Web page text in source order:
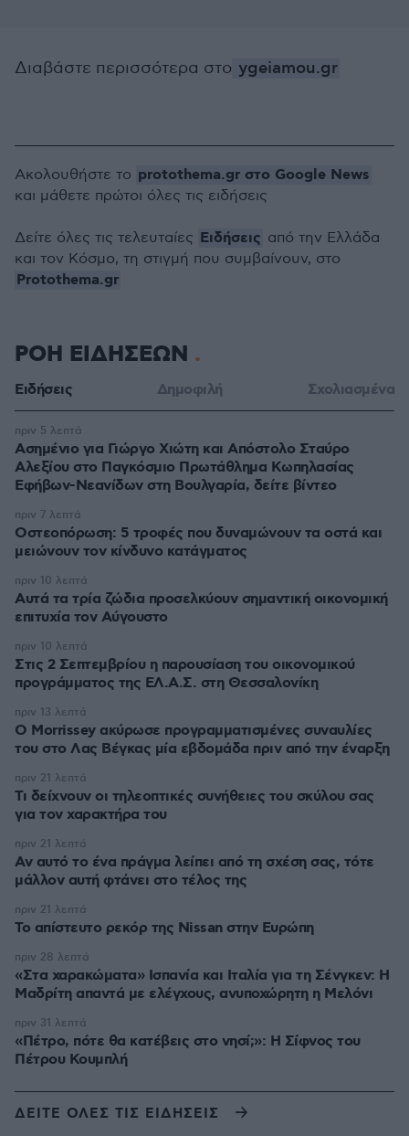
Διαβάστε περισσότερα στο ygeiamou.gr
Ακολουθήστε το protothema.gr στο Google News
και μάθετε πρώτοι όλες τις ειδήσεις
Δείτε όλες τις τελευταίες Ειδήσεις από την Ελλάδα
και τον Κόσμο, τη στιγμή που συμβαίνουν, στο
Protothema.gr
ΡΟΗ ΕΙΔΗΣΕΩΝ
Ειδήσεις Δημοφιλή Σχολιασμένα
Ασημένιο για Γιώργο Χιώτη και Απόστολο Σταύρο
Αλεξίου στο Παγκόσμιο Πρωτάθλημα Κωπηλασίας
Εφήβων-Νεανίδων στη Βουλγαρία, δείτε βίντεο
πριν 5 λεπτά
Οστεοπόρωση: 5 τροφές που δυναμώνουν τα οστά και
μειώνουν τον κίνδυνο κατάγματος
πριν 7 λεπτά
Αυτά τα τρία ζώδια προσελκύουν σημαντική οικονομική
επιτυχία τον Αύγουστο
πριν 10 λεπτά
Στις 2 Σεπτεμβρίου η παρουσίαση του οικονομικού
προγράμματος της ΕΛ.Α.Σ. στη Θεσσαλονίκη
πριν 10 λεπτά
Ο Morrissey ακύρωσε προγραμματισμένες συναυλίες
του στο Λας Βέγκας μία εβδομάδα πριν από την έναρξη
πριν 13 λεπτά
Τι δείχνουν οι τηλεοπτικές συνήθειες του σκύλου σας
για τον χαρακτήρα του
πριν 21 λεπτά
Αν αυτό το ένα πράγμα λείπει από τη σχέση σας, τότε
μάλλον αυτή φτάνει στο τέλος της
πριν 21 λεπτά
Το απίστευτο ρεκόρ της Nissan στην Ευρώπη
πριν 21 λεπτά
«Στα χαρακώματα» Ισπανία και Ιταλία για τη Σένγκεν: Η
Μαδρίτη απαντά με ελέγχους, ανυποχώρητη η Μελόνι
πριν 28 λεπτά
«Πέτρο, πότε θα κατέβεις στο νησί;»: Η Σίφνος του
Πέτρου Κουμπλή
πριν 31 λεπτά
ΔΕΙΤΕ ΟΛΕΣ ΤΙΣ ΕΙΔΗΣΕΙΣ